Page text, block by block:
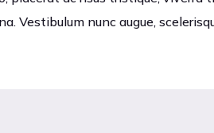
Vestibulum nunc augue,